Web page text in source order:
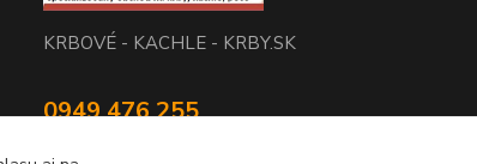
KRBOVÉ - KACHLE - KRBY.SK
0949 476 255